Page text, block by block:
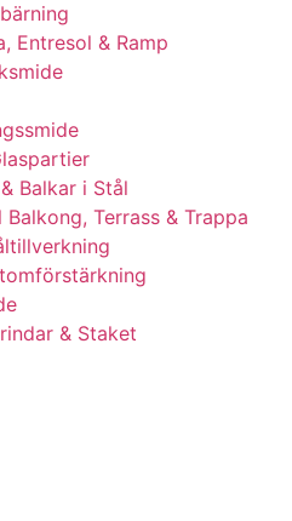
Entresol & Ramp
Balkar i Stål
Terrass & Trappa
& Staket